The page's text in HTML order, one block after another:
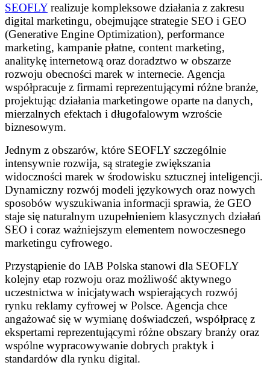
SEOFLYrealizuje kompleksowe działania z zakresu
digital marketingu, obejmujące strategie SEO i GEO
(Generative Engine Optimization), performance
marketing, kampanie płatne, content marketing,
analitykę internetową oraz doradztwo w obszarze
rozwoju obecności marek w internecie. Agencja
współpracuje z firmami reprezentującymi różne branże,
projektując działania marketingowe oparte na danych,
mierzalnych efektach i długofalowym wzroście
biznesowym.
Jednym z obszarów, które SEOFLY szczególnie
intensywnie rozwija, są strategie zwiększania
widoczności marek w środowisku sztucznej inteligencji.
Dynamiczny rozwój modeli językowych oraz nowych
sposobów wyszukiwania informacji sprawia, że GEO
staje się naturalnym uzupełnieniem klasycznych działań
SEO i coraz ważniejszym elementem nowoczesnego
marketingu cyfrowego.
Przystąpienie do IAB Polska stanowi dla SEOFLY
kolejny etap rozwoju oraz możliwość aktywnego
uczestnictwa w inicjatywach wspierających rozwój
rynku reklamy cyfrowej w Polsce. Agencja chce
angażować się w wymianę doświadczeń, współpracę z
ekspertami reprezentującymi różne obszary branży oraz
wspólne wypracowywanie dobrych praktyk i
standardów dla rynku digital.